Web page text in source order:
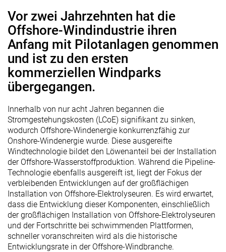
Vor zwei Jahrzehnten hat die
Offshore-Windindustrie ihren
Anfang mit Pilotanlagen genommen
und ist zu den ersten
kommerziellen Windparks
übergegangen.
Innerhalb von nur acht Jahren begannen die
Stromgestehungskosten (LCoE) signifikant zu sinken,
wodurch Offshore-Windenergie konkurrenzfähig zur
Onshore-Windenergie wurde. Diese ausgereifte
Windtechnologie bildet den Löwenanteil bei der Installation
der Offshore-Wasserstoffproduktion. Während die Pipeline-
Technologie ebenfalls ausgereift ist, liegt der Fokus der
verbleibenden Entwicklungen auf der großflächigen
Installation von Offshore-Elektrolyseuren. Es wird erwartet,
dass die Entwicklung dieser Komponenten, einschließlich
der großflächigen Installation von Offshore-Elektrolyseuren
und der Fortschritte bei schwimmenden Plattformen,
schneller voranschreiten wird als die historische
Entwicklungsrate in der Offshore-Windbranche.